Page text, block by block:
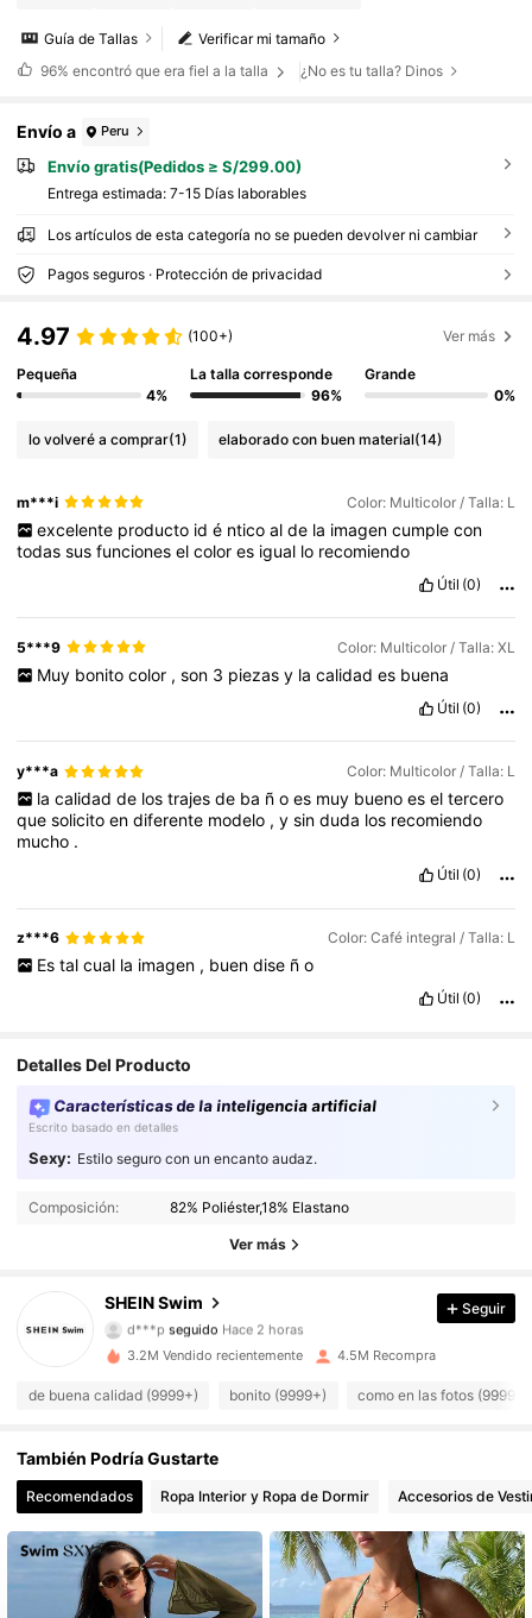
Verificar mi tamaño
Guía de Tallas
96% encontró que era fiel a la talla ¿No es tu talla? Dinos
Envío a Peru
Envío gratis(Pedidos ≥ S/299.00)
Entrega estimada: 7-15 Días laborables
Los artículos de esta categoría no se pueden devolver ni cambiar
Pagos seguros · Protección de privacidad
4.97 (100+) Ver más
Pequeña
4%
La talla corresponde
96%
Grande
0%
lo volveré a comprar(1) elaborado con buen material(14)
m***i Color: Multicolor / Talla: L
excelente producto id é ntico al de la imagen cumple con
todassusfuncioneselcolores igual lo recomiendo
Útil (0)
5***9 Color: Multicolor / Talla: XL
Muy bonito color , son 3 piezas y la calidad es buena
Útil (0)
y***a Color: Multicolor / Talla: L
la calidad de los trajes de ba ñ o es muy bueno es el tercero
quesolicitoendiferente modelo ,ysinduda los recomiendo
mucho .
Útil (0)
z***6 Color: Café integral / Talla: L
Es tal cual la imagen , buen dise ñ o
Útil (0)
Detalles Del Producto
Características de la inteligencia artificial
Escrito basado en detalles
Sexy: Estilo seguro con un encanto audaz.
Composición: 82% Poliéster,18% Elastano
Ver más
SHEIN Swim
4.93 414K Seguidores
414K Seguidores
4.93 414K Seguidores
4.93
4.93 414K Seguidores
4.93 414K Seguidores
4.93 414K Seguidores
Seguir
3.2M Vendido recientemente 4.5M Recompra
de buena calidad (9999+) bonito (9999+) como en las fotos (9999+)
También Podría Gustarte
Recomendados Ropa Interior y Ropa de Dormir Accesorios de